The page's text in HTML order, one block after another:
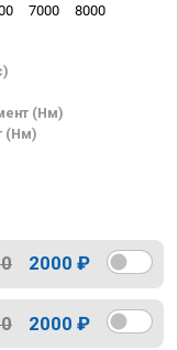
(Нм)
(Нм)
7000 8000
2000 ₽
2000 ₽